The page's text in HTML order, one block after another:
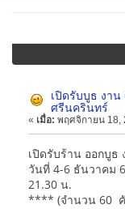
เปิดรับบูธ งา
ศรีนครินทร์
« เมื่อ: พฤศจิกายน 18,
เปิดรับร้าน ออกบูธ
วันที่ 4-6 ธันวาคม
21.30 น.
**** (จำนวน 60